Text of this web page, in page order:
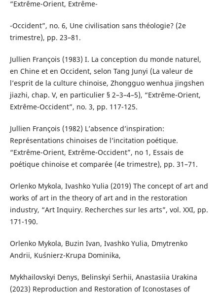
“Extrême-Orient, Extrême-
-Occident”, no. 6, Une civilisation sans théologie? (2e
trimestre), pp. 23–81.
Jullien François (1983) I. La conception du monde naturel,
en Chine et en Occident, selon Tang Junyi (La valeur de
l’esprit de la culture chinoise, Zhongguo wenhua jingshen
jiazhi, chap. V, en particulier § 2–3–4–5), “Extrême-Orient,
Extrême-Occident”, no. 3, pp. 117-125.
Jullien François (1982) L’absence d’inspiration:
Représentations chinoises de l’incitation poétique.
“Extrême-Orient, Extrême-Occident”, no 1, Essais de
poétique chinoise et comparée (4e trimestre), pp. 31–71.
Orlenko Mykola, Ivashko Yulia (2019) The concept of art and
works of art in the theory of art and in the restoration
industry, “Art Inquiry. Recherches sur les arts”, vol. XXI, pp.
171-190.
Orlenko Mykola, Buzin Ivan, Ivashko Yulia, Dmytrenko
Andrii, Kuśnierz-Krupa Dominika,
Mykhailovskyi Denys, Belinskyi Serhii, Anastasiia Urakina
(2023) Reproduction and Restoration of Iconostases of